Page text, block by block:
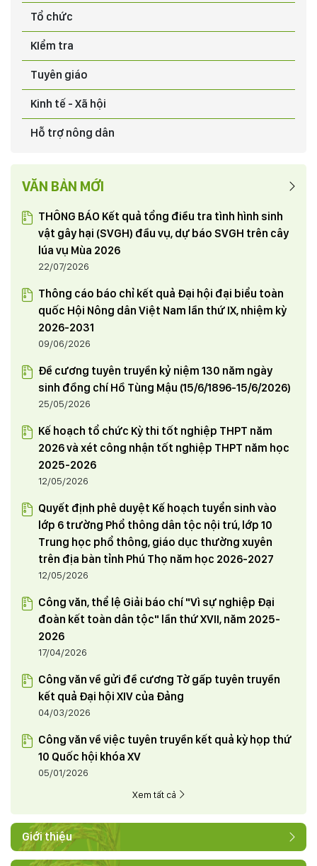
NÔNG DÂN XÃ THẠCH SƠN TỪ DỰ ÁN “CHĂN NUÔI BÒ
SNH SẢN”
03/06/2024
Chia tay đồng chí Dương Đình Khắc nhận nhiệm vụ
mới và đón đồng chí Quyền Mạnh Cường - Trưởng
phòng Tổng hợp Văn phòng Tỉnh uỷ điều động và chỉ
định tham gia Đảng đoàn Hội Nông dân tỉnh từ ngày
03/06/2024
BIỂU, CHẤT LƯỢNG CAO THÂN THIỆN VỚI MÔI TRƯỜNG
TẠI THỦ ĐÔ HÀ NỘI
23/05/2024
Tổ chức
KIểm tra
Tuyên giáo
Kinh tế - Xã hội
Hỗ trợ nông dân
VĂN BẢN MỚI
THÔNG BÁO Kết quả tổng điều tra tình hình sinh
vật gây hại (SVGH) đầu vụ, dự báo SVGH trên cây
lúa vụ Mùa 2026
22/07/2026
Thông cáo báo chỉ kết quả Đại hội đại biểu toàn
quốc Hội Nông dân Việt Nam lần thứ IX, nhiệm kỳ
2026-2031
09/06/2026
Đề cương tuyên truyền kỷ niệm 130 năm ngày
sinh đồng chí Hồ Tùng Mậu (15/6/1896-15/6/2026)
25/05/2026
Kế hoạch tổ chức Kỳ thi tốt nghiệp THPT năm
2026 và xét công nhận tốt nghiệp THPT năm học
2025-2026
12/05/2026
Quyết định phê duyệt Kế hoạch tuyển sinh vào
lớp 6 trường Phổ thông dân tộc nội trú, lớp 10
Trung học phổ thông, giáo dục thường xuyên
trên địa bàn tỉnh Phú Thọ năm học 2026-2027
12/05/2026
Công văn, thể lệ Giải báo chí "Vì sự nghiệp Đại
đoàn kết toàn dân tộc" lần thứ XVII, năm 2025-
2026
17/04/2026
Công văn về gửi đề cương Tờ gấp tuyên truyền
kết quả Đại hội XIV của Đảng
04/03/2026
Công văn về việc tuyên truyền kết quả kỳ họp thứ
10 Quốc hội khóa XV
05/01/2026
Xem tất cả
Giới thiệu